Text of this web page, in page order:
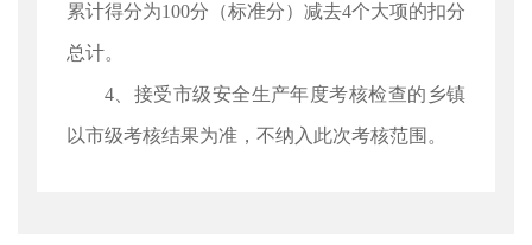
累计得分为100分（标准分）减去4个大项的扣分
总计。
4、接受市级安全生产年度考核检查的乡镇
以市级考核结果为准，不纳入此次考核范围。